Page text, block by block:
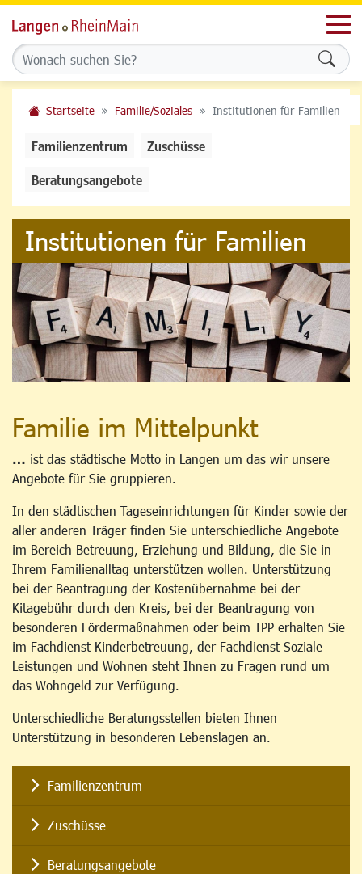
Startseite Familie/Soziales Institutionen für Familien
Familienzentrum Zuschüsse
Beratungsangebote
Institutionen für Familien
Familie im Mittelpunkt
… ist das städtische Motto in Langen um das wir unsere
Angebote für Sie gruppieren.
In den städtischen Tageseinrichtungen für Kinder sowie der
aller anderen Träger finden Sie unterschiedliche Angebote
im Bereich Betreuung, Erziehung und Bildung, die Sie in
Ihrem Familienalltag unterstützen wollen. Unterstützung
bei der Beantragung der Kostenübernahme bei der
Kitagebühr durch den Kreis, bei der Beantragung von
besonderen Fördermaßnahmen oder beim TPP erhalten Sie
im Fachdienst Kinderbetreuung, der Fachdienst Soziale
Leistungen und Wohnen steht Ihnen zu Fragen rund um
das Wohngeld zur Verfügung.
Unterschiedliche Beratungsstellen bieten Ihnen
Unterstützung in besonderen Lebenslagen an.
Familienzentrum
Zuschüsse
Beratungsangebote